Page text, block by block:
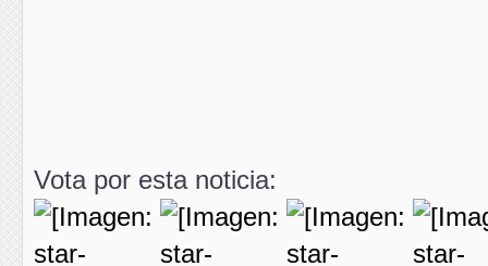
Vota por esta noticia: